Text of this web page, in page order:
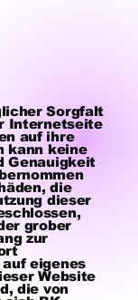
Sorgfalt
Internetseite
auf ihre
kann keine
Genauigkeit
die
dieser
grober
zur
eigenes
Website
die von